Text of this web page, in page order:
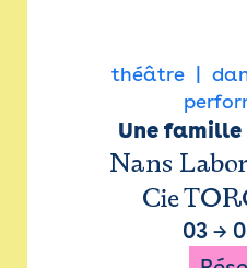
théâtre
Une famille
Nans
Cie
03 →